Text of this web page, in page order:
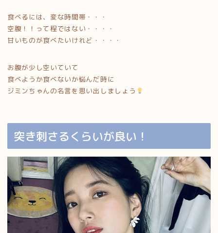
食べるには、変な時間帯・・・
空腹！！って程ではない・・・・
甘いものが食べたいけれど・・・・
お腹が少し空いていて
食べようか食べないか悩んだ時に
ジミンちゃんの名言を思い出しましょう
突き刺さるくらいが良い！